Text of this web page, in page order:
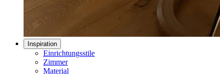
Inspiration
Einrichtungsstile
Zimmer
Material